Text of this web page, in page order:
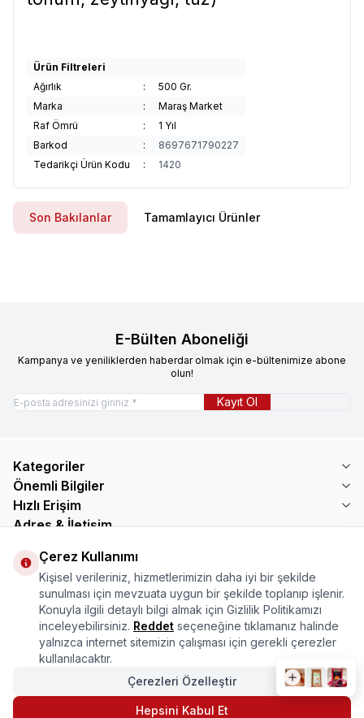
Ürün Filtreleri
Ağırlık
:
500 Gr.
Marka
:
Maraş Market
Raf Ömrü
:
1 Yıl
Barkod
:
8697671790227
Tedarikçi Ürün Kodu
: 1420
Son Bakılanlar Tamamlayıcı Ürünler
E-Bülten Aboneliği
Kampanya ve yeniliklerden haberdar olmak için e-bültenimize abone
olun!
Kayıt Ol
Kategoriler
Önemli Bilgiler
Hızlı Erişim
Adres & İletişim
Adres
Mercimektepe Mahallesi 51007 Sokak
No:45/B\nONİKİŞUBAT/KAHRAMANMARAŞ
Telefon
08505321048
E-Posta
bilgi@marasmarket.com
PlayStore App Store
Çerez Kullanımı
Kişisel verileriniz, hizmetlerimizin daha iyi bir şekilde
sunulması için mevzuata uygun bir şekilde toplanıp işlenir.
Konuyla ilgili detaylı bilgi almak için Gizlilik Politikamızı
inceleyebilirsiniz. Reddet seçeneğine tıklamanız halinde
yalnızca internet sitemizin çalışması için gerekli çerezler
kullanılacaktır.
Çerezleri Özelleştir
Hepsini Kabul Et